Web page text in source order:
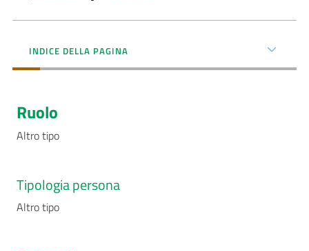
Comunica
dei
Servizi
INDICE DELLA PAGINA
Ruolo
Altro tipo
Tipologia persona
Altro tipo